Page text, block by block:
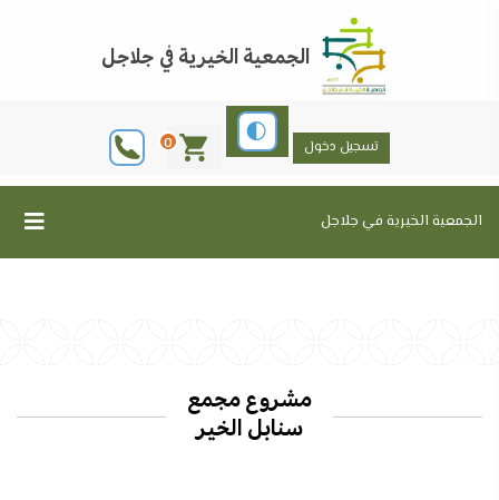
الجمعية الخيرية في جلاجل
تسجيل دخول 0
الجمعية الخيرية في جلاجل
مشروع مجمع
سنابل الخير